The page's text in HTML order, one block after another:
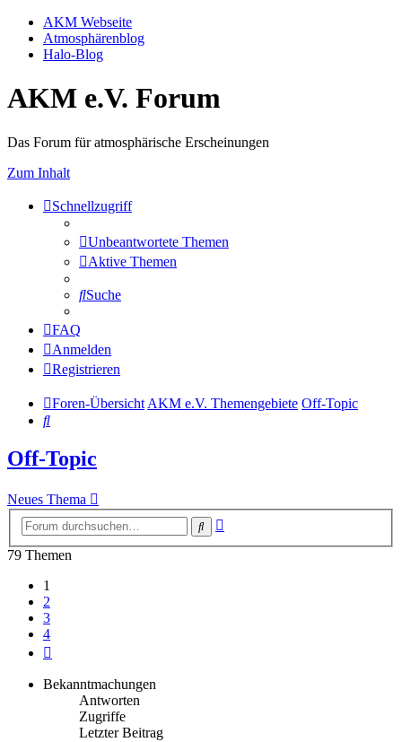
AKM Webseite
Atmosphärenblog
Halo-Blog
AKM e.V. Forum
Das Forum für atmosphärische Erscheinungen
Zum Inhalt
Schnellzugriff
Unbeantwortete Themen
Aktive Themen
Suche
FAQ
Anmelden
Registrieren
Foren-Übersicht AKM e.V. Themengebiete Off-Topic
Suche
Off-Topic
Neues Thema
Suche
79 Themen
1
2
3
4
Bekanntmachungen
Antworten
Zugriffe
Letzter Beitrag